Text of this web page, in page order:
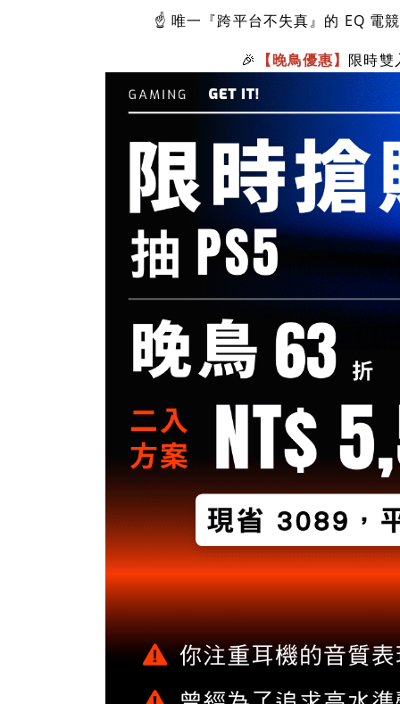
☝️ 唯一『跨平台不失真』的 EQ 電
🎉
【晚鳥優惠】 限時雙